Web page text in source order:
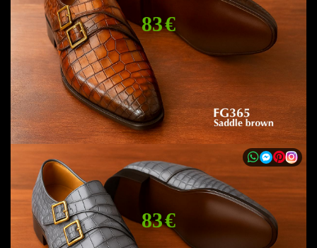
83 €
83 €